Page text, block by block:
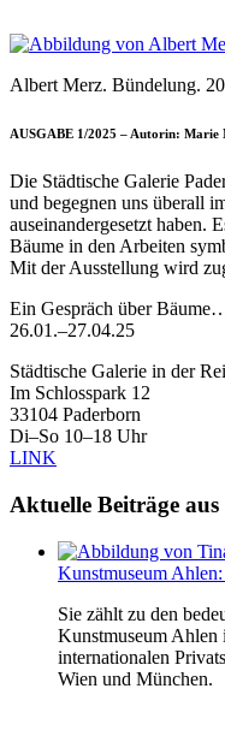
Albert Merz. Bündelung.
AUSGABE 1/2025 – Autorin: Marie
Die Städtische Galerie
und begegnen uns überall
auseinandergesetzt haben.
Bäume in den Arbeiten
Mit der Ausstellung wird
Ein Gespräch über
26.01.–27.04.25
Städtische Galerie in der
Im Schlosspark 12
33104 Paderborn
Di–So 10–18 Uhr
LINK
Aktuelle Beiträge
Kunstmuseum
Sie zählt zu den
Kunstmuseum Ahlen
internationalen
Wien und München.